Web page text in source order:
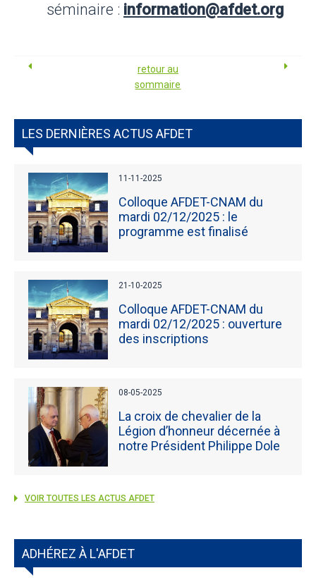
séminaire : information@afdet.org
retour au
sommaire
LES DERNIÈRES ACTUS AFDET
11-11-2025
Colloque AFDET-CNAM du
mardi 02/12/2025 : le
programme est finalisé
21-10-2025
Colloque AFDET-CNAM du
mardi 02/12/2025 : ouverture
des inscriptions
08-05-2025
La croix de chevalier de la
Légion d’honneur décernée à
notre Président Philippe Dole
VOIR TOUTES LES ACTUS AFDET
ADHÉREZ À L'AFDET